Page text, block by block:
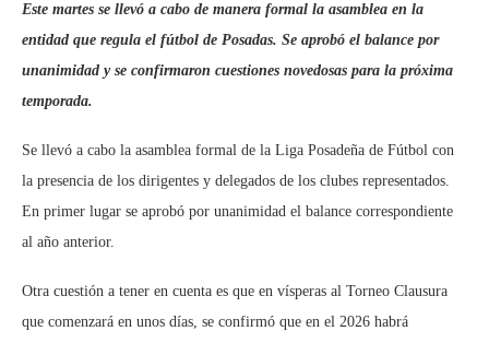
Este martes se llevó a cabo de manera formal la asamblea en la
entidad que regula el fútbol de Posadas. Se aprobó el balance por
unanimidad y se confirmaron cuestiones novedosas para la próxima
temporada.
Se llevó a cabo la asamblea formal de la Liga Posadeña de Fútbol con
la presencia de los dirigentes y delegados de los clubes representados.
En primer lugar se aprobó por unanimidad el balance correspondiente
al año anterior.
Otra cuestión a tener en cuenta es que en vísperas al Torneo Clausura
que comenzará en unos días, se confirmó que en el 2026 habrá